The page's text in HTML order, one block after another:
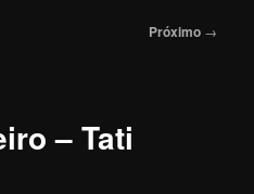
Próximo →
– Tati